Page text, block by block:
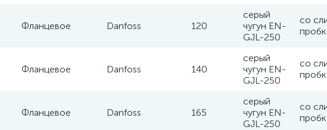
Фланцевое Danfoss 120
серый
чугун EN-
GJL-250
со
Фланцевое Danfoss 140
серый
чугун EN-
GJL-250
со
Фланцевое Danfoss 165
серый
чугун EN-
GJL-250
со